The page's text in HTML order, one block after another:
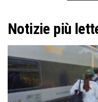
Notizie più